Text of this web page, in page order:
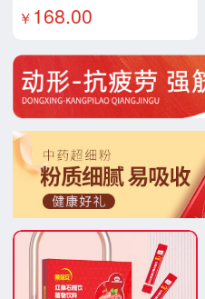
￥ 168.00